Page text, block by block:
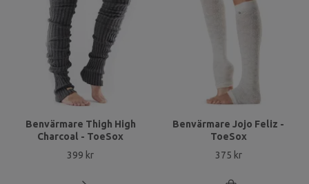
Benvärmare Thigh High
Charcoal - ToeSox
399 kr
Benvärmare Jojo Feliz -
ToeSox
375 kr